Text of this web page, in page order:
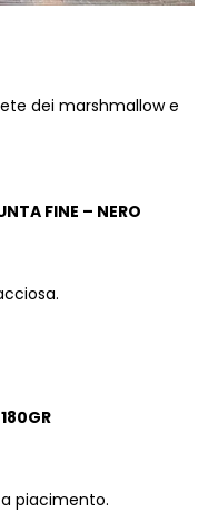
dei marshmallow e
FINE – NERO
piacimento.